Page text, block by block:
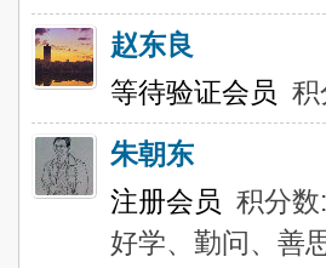
赵东良
等待验证会员 积
朱朝东
注册会员 积分数
好学、勤问、善